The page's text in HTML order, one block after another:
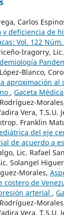
Carlos
deficiencia de
Vol. 122
Iragorry,
Blanco,
aproximación
, Gaceta
Vera, T.S.U.
Franklin
del eje
de acuerdo a
Lic. Rafael
Solangel
Morales,
costero de
arterial ,
Vera,